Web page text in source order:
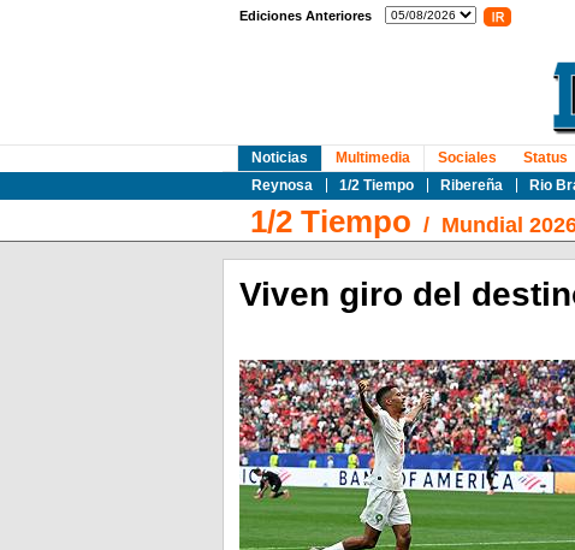
Ediciones Anteriores
Noticias
Reynosa
1/2 Tiempo Ribereña Rio
Multimedia Sociales Status
1/2 Tiempo / Mundial
Viven giro del